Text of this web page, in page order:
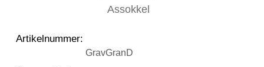
Artikelnummer:
GravGranD